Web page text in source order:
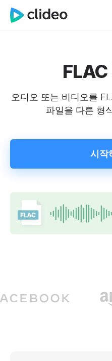
FLAC
오디오 또는 비디오를
파일을 다른 형
시작